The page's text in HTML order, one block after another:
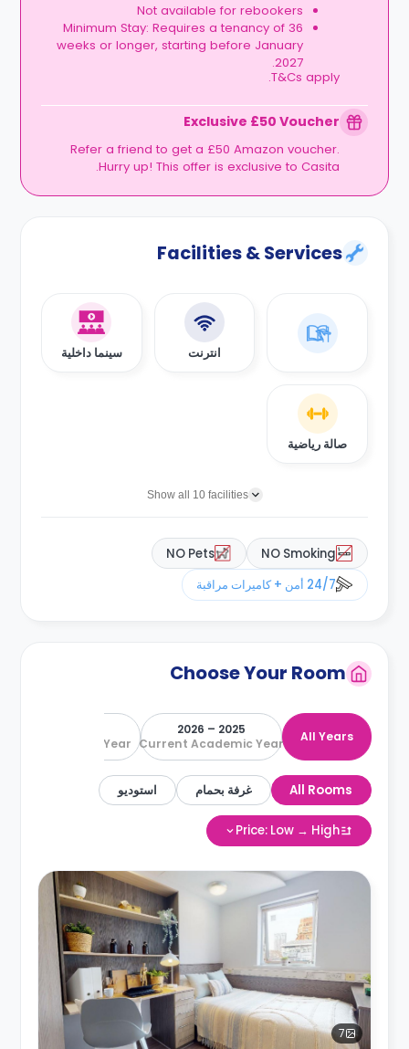
Not available for rebookers
Minimum Stay: Requires a tenancy of 36
weeks or longer, starting before January
2027.
T&Cs apply.
Exclusive £50 Voucher
Refer a friend to get a £50 Amazon voucher.
Hurry up! This offer is exclusive to Casita.
Facilities & Services
انترنت سينما داخلية
صالة رياضية
Show all 10 facilities
NO Smoking
NO Pets
24/7 أمن + كاميرات مراقبة
Choose Your Room
All Years
2025 – 2026
Current Academic Year
Next Academic Year
All Rooms غرفة بحمام استوديو
Price: Low → High
7